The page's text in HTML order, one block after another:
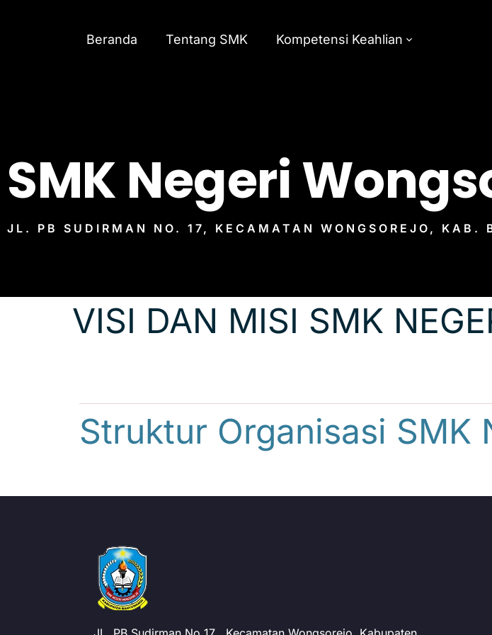
Beranda Tentang SMK Kompetensi Keahlian
SMK Negeri
JL. PB SUDIRMAN NO. 17, KECAMATAN WONGSOREJO, KAB.
VISI DAN MISI SMK
Struktur Organisasi SMK